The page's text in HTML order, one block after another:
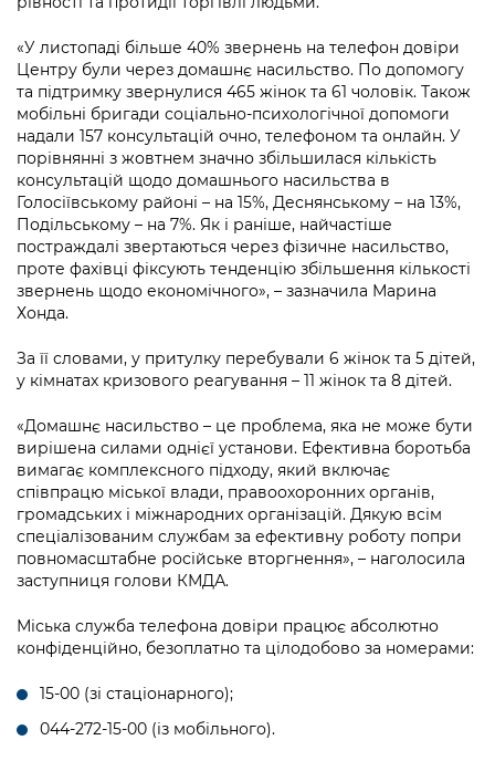
Підприємства, установи, організації
Kyiv International Relations
Річні звіти
Гендерна політика
Безбар'єрність
Київська міська військова адміністрація
Безбар'єрність
Портал послуг
Міський застосунок Київ Цифровий
Важливе під час воєнного стану
Уряд» – місцевий рівень»
Важливе під час воєнного стану
Портал даних Києва
Публічні дашборди
«У листопаді більше 40% звернень на телефон довіри
Центру були через домашнє насильство. По допомогу
та підтримку звернулися 465 жінок та 61 чоловік. Також
мобільні бригади соціально-психологічної допомоги
надали 157 консультацій очно, телефоном та онлайн. У
порівнянні з жовтнем значно збільшилася кількість
консультацій щодо домашнього насильства в
Голосіївському районі – на 15%, Деснянському – на 13%,
Подільському – на 7%. Як і раніше, найчастіше
постраждалі звертаються через фізичне насильство,
проте фахівці фіксують тенденцію збільшення кількості
звернень щодо економічного», – зазначила Марина
Хонда.
За її словами, у притулку перебували 6 жінок та 5 дітей,
у кімнатах кризового реагування – 11 жінок та 8 дітей.
«Домашнє насильство – це проблема, яка не може бути
вирішена силами однієї установи. Ефективна боротьба
вимагає комплексного підходу, який включає
співпрацю міської влади, правоохоронних органів,
громадських і міжнародних організацій. Дякую всім
спеціалізованим службам за ефективну роботу попри
повномасштабне російське вторгнення», – наголосила
заступниця голови КМДА.
Міська служба телефона довіри працює абсолютно
конфіденційно, безоплатно та цілодобово за номерами:
15-00 (зі стаціонарного);
044-272-15-00 (із мобільного).